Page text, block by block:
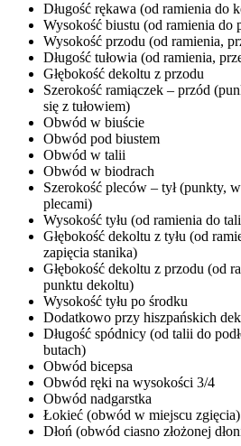
Długość rękawa (od ramienia do
Wysokość biustu (od ramienia do
Wysokość przodu (od ramienia,
Długość tułowia (od ramienia,
Głębokość dekoltu z przodu
Szerokość ramiączek – przód
się z tułowiem)
Obwód w biuście
Obwód pod biustem
Obwód w talii
Obwód w biodrach
Szerokość pleców – tył(punkty, w
plecami)
Wysokość tyłu (od ramienia do
Głębokość dekoltu z tyłu (od
zapięcia stanika)
Głębokość dekoltu z przodu (od
punktu dekoltu)
Wysokość tyłu po środku
Dodatkowo przy hiszpańskich
Długość spódnicy (od talii do
butach)
Obwód bicepsa
Obwód ręki na wysokości 3/4
Obwód nadgarstka
Łokieć (obwód w miejscu zgięcia)
Dłoń (obwód ciasno złożonej